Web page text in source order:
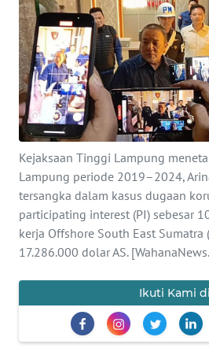
Kejaksaan Tinggi Lampung
Lampung periode 2019–2024,
tersangka dalam kasus dugaan
participating interest (PI) sebesar
kerja Offshore South East Sumatra
17.286.000 dolar AS.
Ikuti Kami
OPINI
Informasi
INDEKS
BERITA
KONTAK
KAMI
INFO
IKLAN
TENTANG